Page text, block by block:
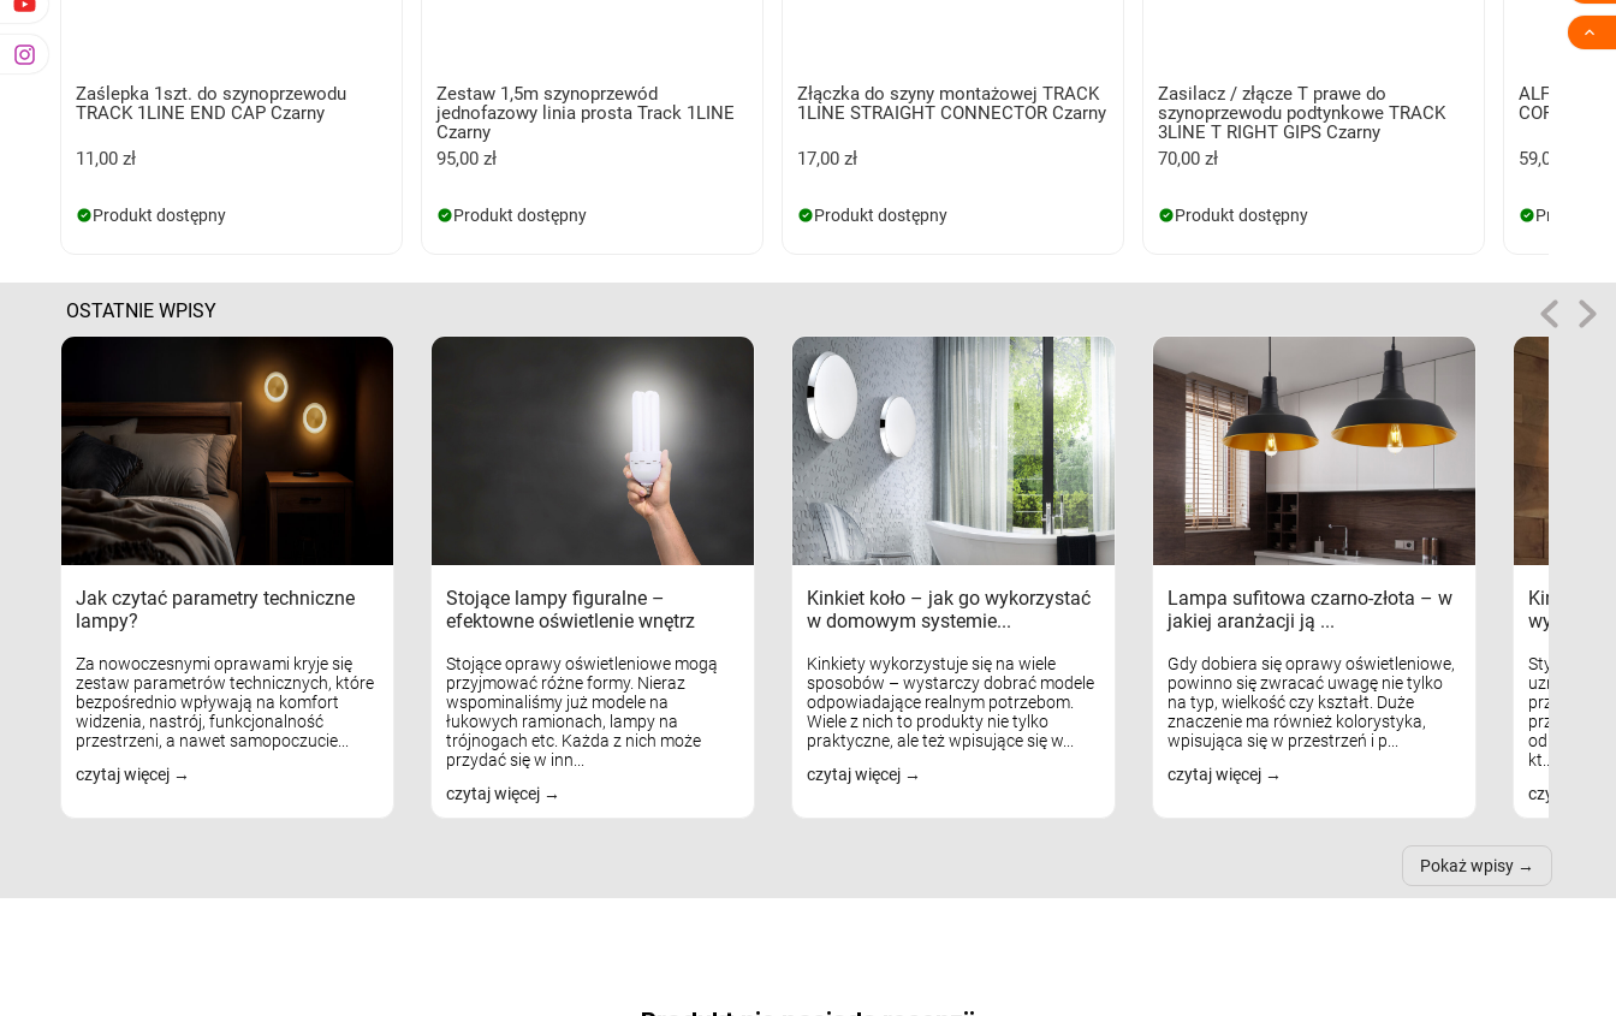
Zaślepka 1szt. do szynoprzewodu
TRACK 1LINE END CAP Czarny
11,00 zł
Produkt dostępny
Zestaw 1,5m szynoprzewód
jednofazowy linia prosta Track 1LINE
Czarny
95,00 zł
Produkt dostępny
Złączka do szyny montażowej TRACK
1LINE STRAIGHT CONNECTOR Czarny
17,00 zł
Produkt dostępny
Zasilacz / złącze T prawe do
szynoprzewodu podtynkowe TRACK
3LINE T RIGHT GIPS Czarny
70,00 zł
Produkt dostępny
ALFA
CORNER A
59,00 zł
Produkt
OSTATNIE WPISY
Jak czytać parametry techniczne
lampy?
Za nowoczesnymi oprawami kryje się
zestaw parametrów technicznych, które
bezpośrednio wpływają na komfort
widzenia, nastrój, funkcjonalność
przestrzeni, a nawet samopoczucie...
czytaj więcej
Stojące lampy figuralne –
efektowne oświetlenie wnętrz
Stojące oprawy oświetleniowe mogą
przyjmować różne formy. Nieraz
wspominaliśmy już modele na
łukowych ramionach, lampy na
trójnogach etc. Każda z nich może
przydać się w inn...
czytaj więcej
Kinkiet koło – jak go wykorzystać
w domowym systemie...
Kinkiety wykorzystuje się na wiele
sposobów – wystarczy dobrać modele
odpowiadające realnym potrzebom.
Wiele z nich to produkty nie tylko
praktyczne, ale też wpisujące się w...
czytaj więcej
Lampa sufitowa czarno-złota – w
jakiej aranżacji ją ...
Gdy dobiera się oprawy oświetleniowe,
powinno się zwracać uwagę nie tylko
na typ, wielkość czy kształt. Duże
znaczenie ma również kolorystyka,
wpisująca się w przestrzeń i p...
czytaj więcej
Kinkiety
Styl
uznaniem
kt...
czytaj
Pokaż wpisy
